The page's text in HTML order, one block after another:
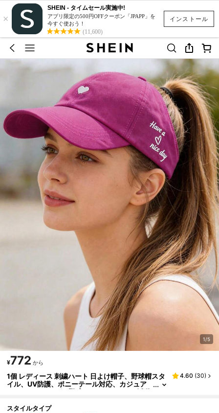
インストール
×
SHEIN - タイムセール実施中!
アプリ限定の500円OFFクーポン「JPAPP」を
今すぐ使おう！
(11,600)
1/5
¥772 から
1個 レディース 刺繍ハート 日よけ帽子、野球帽スタ
イル、UV防護、ポニーテール対応、カジュア
ル、サイクリング、野球などのアウトドア活動
4.60 (30)
スタイルタイプ